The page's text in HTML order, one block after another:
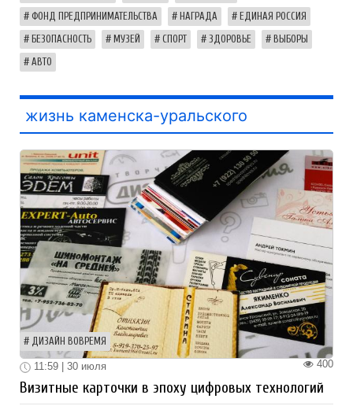
ФОНД ПРЕДПРИНИМАТЕЛЬСТВА НАГРАДА ЕДИНАЯ РОССИЯ
БЕЗОПАСНОСТЬ МУЗЕЙ СПОРТ ЗДОРОВЬЕ ВЫБОРЫ
АВТО
жизнь каменска-уральского
ДИЗАЙН ВОВРЕМЯ
400
11:59 | 30 июля
Визитные карточки в эпоху цифровых технологий